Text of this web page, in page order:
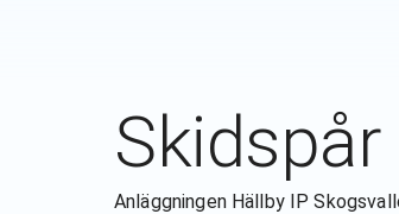
Skidspår
Anläggningen Hällby IP